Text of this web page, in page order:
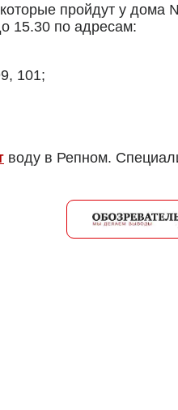
пройдут у
15.30 по адресам:
101;
воду в Репном.